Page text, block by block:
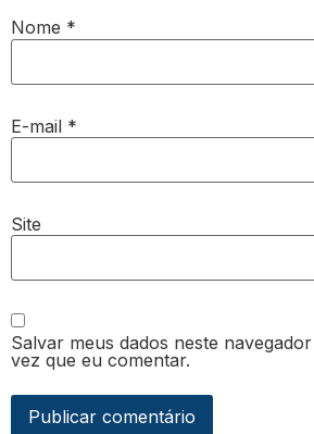
Nome *
E-mail *
Site
Salvar meus dados neste
vez que eu comentar.